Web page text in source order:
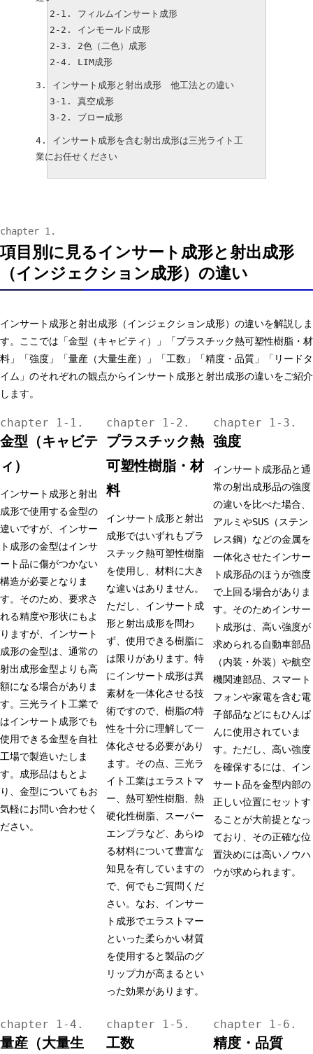
フィルムインサート成形
インモールド成形
2色（二色）成形
LIM成形
インサート成形と射出成形 他工法との違い
真空成形
ブロー成形
インサート成形を含む射出成形は三光ライト工
業にお任せください
項目別に見るインサート成形と射出成形
（インジェクション成形）の違い
インサート成形と射出成形（インジェクション成形）の違いを解説しま
す。ここでは「金型（キャビティ）」「プラスチック熱可塑性樹脂・材
料」「強度」「量産（大量生産）」「工数」「精度・品質」「リードタ
イム」のそれぞれの観点からインサート成形と射出成形の違いをご紹介
します。
金型（キャビテ
ィ）
インサート成形と射出
成形で使用する金型の
違いですが、インサー
ト成形の金型はインサ
ート品に傷がつかない
構造が必要となりま
す。そのため、要求さ
れる精度や形状にもよ
りますが、インサート
成形の金型は、通常の
射出成形金型よりも高
額になる場合がありま
す。三光ライト工業で
はインサート成形でも
使用できる金型を自社
工場で製造いたしま
す。成形品はもとよ
り、金型についてもお
気軽にお問い合わせく
ださい。
プラスチック熱
可塑性樹脂・材
料
インサート成形と射出
成形ではいずれもプラ
スチック熱可塑性樹脂
を使用し、材料に大き
な違いはありません。
ただし、インサート成
形と射出成形を問わ
ず、使用できる樹脂に
は限りがあります。特
にインサート成形は異
素材を一体化させる技
術ですので、樹脂の特
性を十分に理解して一
体化させる必要があり
ます。その点、三光ラ
イト工業はエラストマ
ー、熱可塑性樹脂、熱
硬化性樹脂、スーパー
エンプラなど、あらゆ
る材料について豊富な
知見を有していますの
で、何でもご質問くだ
さい。なお、インサー
ト成形でエラストマー
といった柔らかい材質
を使用すると製品のグ
リップ力が高まるとい
った効果があります。
強度
インサート成形品と通
常の射出成形品の強度
の違いを比べた場合、
アルミやSUS（ステン
レス鋼）などの金属を
一体化させたインサー
ト成形品のほうが強度
で上回る場合がありま
す。そのためインサー
ト成形は、高い強度が
求められる自動車部品
（内装・外装）や航空
機関連部品、スマート
フォンや家電を含む電
子部品などにもひんぱ
んに使用されていま
す。ただし、高い強度
を確保するには、イン
サート品を金型内部の
正しい位置にセットす
ることが大前提となっ
ており、その正確な位
置決めには高いノウハ
ウが求められます。
量産（大量生 工数 精度・品質